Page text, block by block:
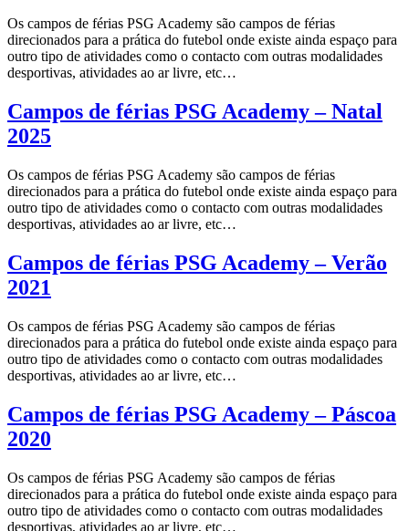
Os campos de férias PSG Academy são campos de férias
direcionados para a prática do futebol onde existe ainda espaço para
outro tipo de atividades como o contacto com outras modalidades
desportivas, atividades ao ar livre, etc…
Campos de férias PSG Academy – Natal
2025
Os campos de férias PSG Academy são campos de férias
direcionados para a prática do futebol onde existe ainda espaço para
outro tipo de atividades como o contacto com outras modalidades
desportivas, atividades ao ar livre, etc…
Campos de férias PSG Academy – Verão
2021
Os campos de férias PSG Academy são campos de férias
direcionados para a prática do futebol onde existe ainda espaço para
outro tipo de atividades como o contacto com outras modalidades
desportivas, atividades ao ar livre, etc…
Campos de férias PSG Academy – Páscoa
2020
Os campos de férias PSG Academy são campos de férias
direcionados para a prática do futebol onde existe ainda espaço para
outro tipo de atividades como o contacto com outras modalidades
desportivas, atividades ao ar livre, etc…